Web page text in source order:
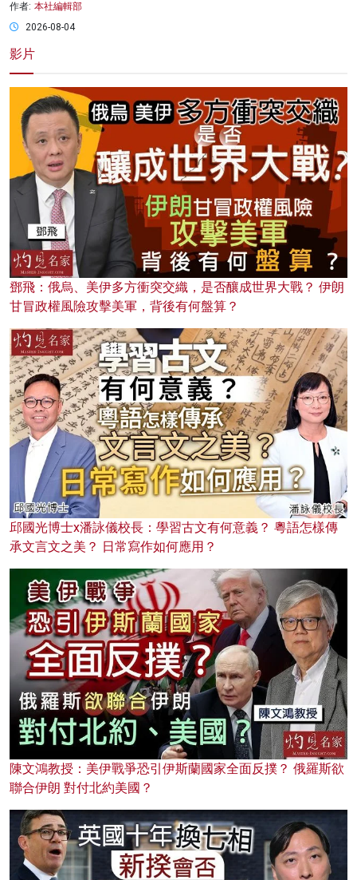
作者: 本社編輯部
2026-08-04
影片
鄧飛：俄烏、美伊多方衝突交織，是否釀成世界大戰？ 伊朗
甘冒政權風險攻擊美軍，背後有何盤算？
邱國光博士x潘詠儀校長：學習古文有何意義？ 粵語怎樣傳
承文言文之美？ 日常寫作如何應用？
陳文鴻教授：美伊戰爭恐引伊斯蘭國家全面反撲？ 俄羅斯欲
聯合伊朗 對付北約美國？